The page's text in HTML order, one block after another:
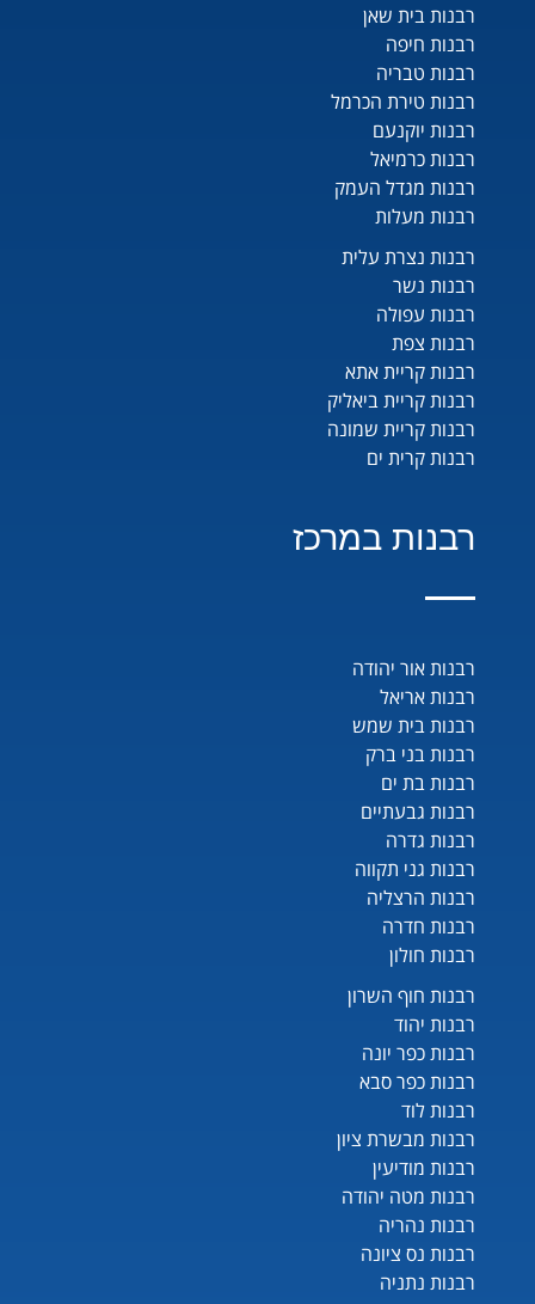
רבנות בית שאן
רבנות חיפה
רבנות טבריה
רבנות טירת הכרמל
רבנות יוקנעם
רבנות כרמיאל
רבנות מגדל העמק
רבנות מעלות
רבנות נצרת עלית
רבנות נשר
רבנות עפולה
רבנות צפת
רבנות קריית אתא
רבנות קריית ביאליק
רבנות קריית שמונה
רבנות קרית ים
רבנות במרכז
רבנות אור יהודה
רבנות אריאל
רבנות בית שמש
רבנות בני ברק
רבנות בת ים
רבנות גבעתיים
רבנות גדרה
רבנות גני תקווה
רבנות הרצליה
רבנות חדרה
רבנות חולון
רבנות חוף השרון
רבנות יהוד
רבנות כפר יונה
רבנות כפר סבא
רבנות לוד
רבנות מבשרת ציון
רבנות מודיעין
רבנות מטה יהודה
רבנות נהריה
רבנות נס ציונה
רבנות נתניה